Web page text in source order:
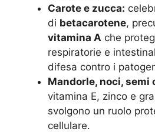
Carote e zucca:
di betacarotene,
vitamina A che
respiratorie e
difesa contro i
Mandorle, noci, semi
vitamina E, zinco e
svolgono un ruolo
cellulare.